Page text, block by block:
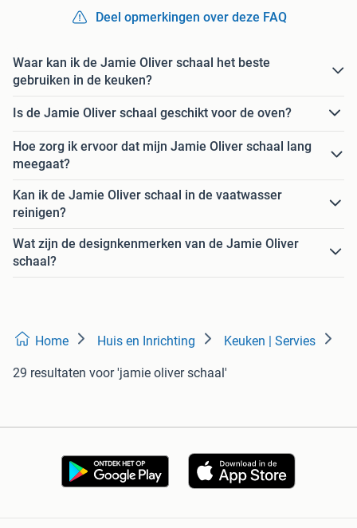
Deel opmerkingen over deze FAQ
Waar kan ik de Jamie Oliver schaal het beste
gebruiken in de keuken?
Is de Jamie Oliver schaal geschikt voor de oven?
Hoe zorg ik ervoor dat mijn Jamie Oliver schaal lang
meegaat?
Kan ik de Jamie Oliver schaal in de vaatwasser
reinigen?
Wat zijn de designkenmerken van de Jamie Oliver
schaal?
Home Huis en Inrichting Keuken | Servies
29 resultaten voor 'jamie oliver schaal'